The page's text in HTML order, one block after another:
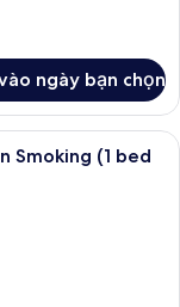
ngày bạn chọn
cao cấp, chăn bông,
Smoking (1 bed